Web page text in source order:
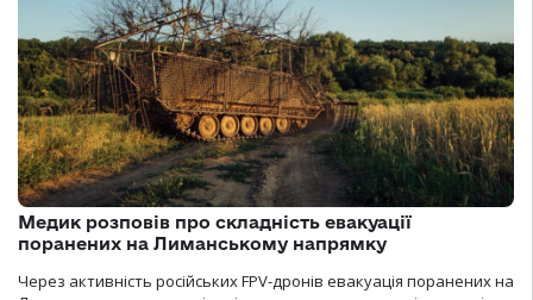
Медик розповів про складність евакуації
поранених на Лиманському напрямку
Через активність російських FPV-дронів евакуація поранених на